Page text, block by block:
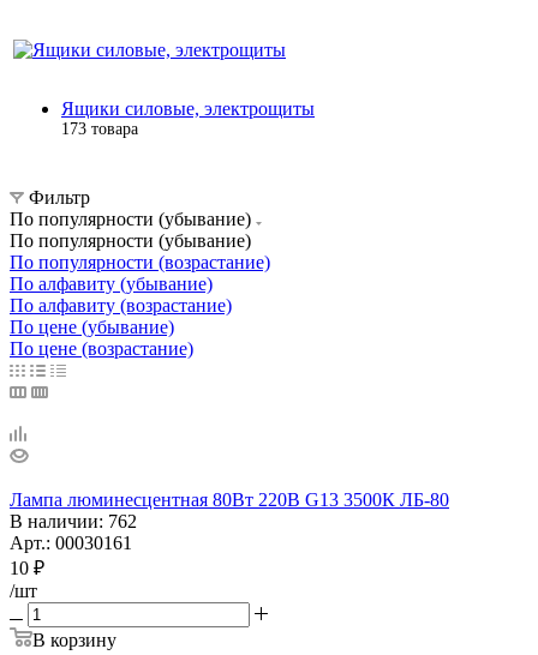
Ящики силовые, электрощиты
173 товара
Фильтр
По популярности (убывание)
По популярности (убывание)
По популярности (возрастание)
По алфавиту (убывание)
По алфавиту (возрастание)
По цене (убывание)
По цене (возрастание)
Лампа люминесцентная 80Вт 220В G13 3500К ЛБ-80
В наличии: 762
Арт.: 00030161
10 ₽
/шт
В корзину